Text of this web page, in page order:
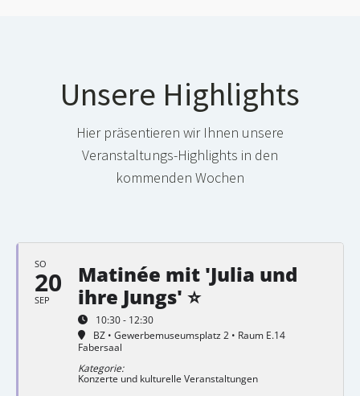
Unsere Highlights
Hier präsentieren wir Ihnen unsere
Veranstaltungs-Highlights in den
kommenden Wochen
SO
20
SEP
Matinée mit 'Julia und
ihre Jungs' ⭐
10:30 - 12:30
BZ • Gewerbemuseumsplatz 2 • Raum E.14
Fabersaal
Kategorie:
Konzerte und kulturelle Veranstaltungen